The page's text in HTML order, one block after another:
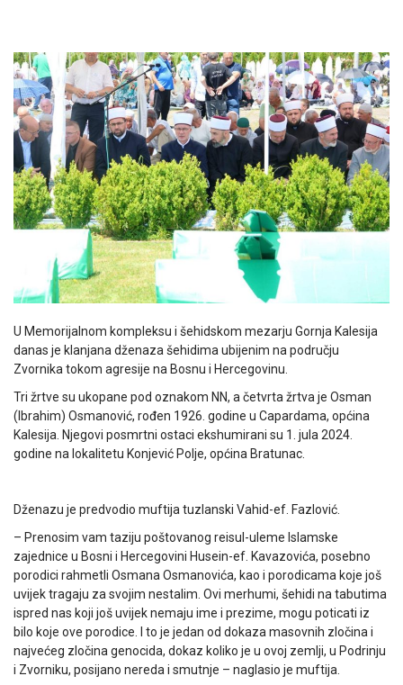
U Memorijalnom kompleksu i šehidskom mezarju Gornja Kalesija
danas je klanjana dženaza šehidima ubijenim na području
Zvornika tokom agresije na Bosnu i Hercegovinu.
Tri žrtve su ukopane pod oznakom NN, a četvrta žrtva je Osman
(Ibrahim) Osmanović, rođen 1926. godine u Capardama, općina
Kalesija. Njegovi posmrtni ostaci ekshumirani su 1. jula 2024.
godine na lokalitetu Konjević Polje, općina Bratunac.
Dženazu je predvodio muftija tuzlanski Vahid-ef. Fazlović.
– Prenosim vam taziju poštovanog reisul-uleme Islamske
zajednice u Bosni i Hercegovini Husein-ef. Kavazovića, posebno
porodici rahmetli Osmana Osmanovića, kao i porodicama koje još
uvijek tragaju za svojim nestalim. Ovi merhumi, šehidi na tabutima
ispred nas koji još uvijek nemaju ime i prezime, mogu poticati iz
bilo koje ove porodice. I to je jedan od dokaza masovnih zločina i
najvećeg zločina genocida, dokaz koliko je u ovoj zemlji, u Podrinju
i Zvorniku, posijano nereda i smutnje – naglasio je muftija.